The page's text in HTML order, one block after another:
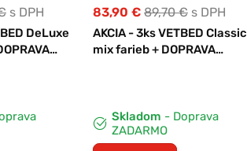
s DPH
DeLuxe
89,70 €
83,90 € s DPH
AKCIA - 3ks VETBED Classic
mix farieb + DOPRAVA
Skladom - Doprava
ZADARMO